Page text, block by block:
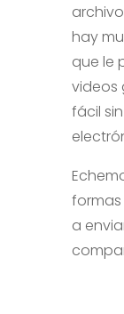
hay
que le
videos
fácil
a